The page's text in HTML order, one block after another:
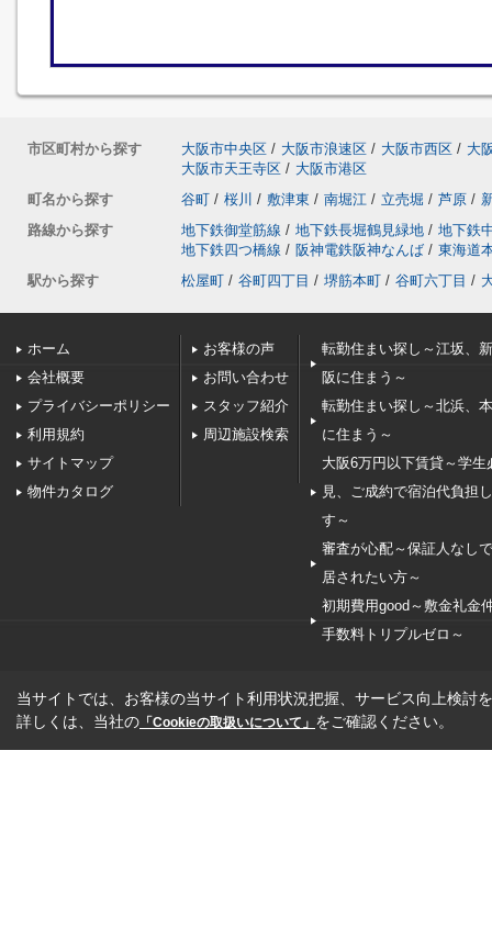
市区町村から探す 大阪市中央区 / 大阪市浪速区 / 大阪市西区 / 大
大阪市天王寺区 / 大阪市港区
町名から探す
谷町 / 桜川 / 敷津東 / 南堀江 / 立売堀 / 芦原 /
路線から探す
地下鉄御堂筋線 / 地下鉄長堀鶴見緑地 / 地下鉄
地下鉄四つ橋線 / 阪神電鉄阪神なんば / 東海道
駅から探す
松屋町 / 谷町四丁目 / 堺筋本町 / 谷町六丁目 /
ホーム
会社概要
プライバシーポリシー
利用規約
サイトマップ
物件カタログ
お客様の声
お問い合わせ
スタッフ紹介
周辺施設検索
転勤住まい探し～江坂、
阪に住まう～
転勤住まい探し～北浜、
に住まう～
大阪6万円以下賃貸～学生
見、ご成約で宿泊代負担
す～
審査が心配～保証人なし
居されたい方～
初期費用good～敷金礼金
手数料トリプルゼロ～
当サイトでは、お客様の当サイト利用状況把握、サービス向上検討
詳しくは、当社の 「Cookieの取扱いについて」 をご確認ください。